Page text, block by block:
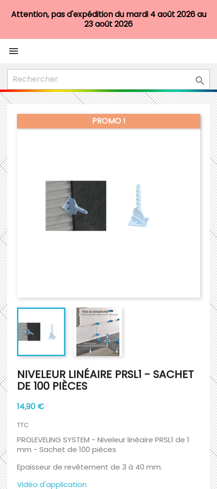
Attention, pas d'expédition du mardi 4 août 2026 au
23 août 2026


PROMO !
NIVELEUR LINÉAIRE PRSL1 - SACHET
DE 100 PIÈCES
14,90 €
TTC
PROLEVELING SYSTEM - Niveleur linéaire PRSL1 de 1
mm - Sachet de 100 pièces
Epaisseur de revêtement de 3 à 40 mm.
Vidéo d'application